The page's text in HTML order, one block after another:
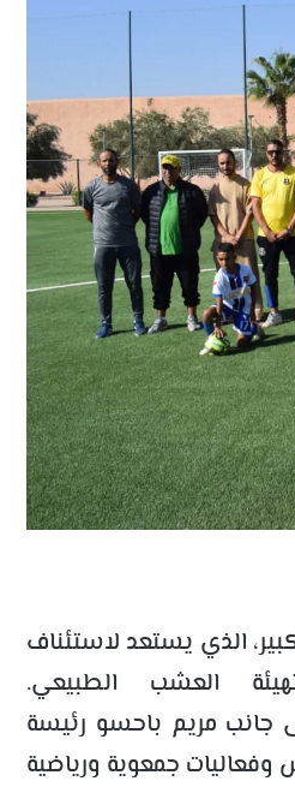
الذي يستعد لاستئناف
العشب الطبيعي.
مشاركة 21 فريقًا بما يفوق 360 لاعبًا، إلى جانب مريم باحسو رئيسة
جمعوية ورياضية